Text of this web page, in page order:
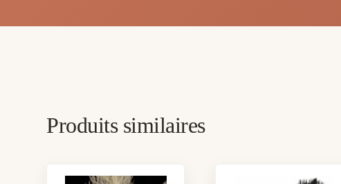
Produits similaires